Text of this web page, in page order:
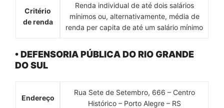
Critério
de renda
Renda individual de até dois salários
mínimos ou, alternativamente, média de
renda per capita de até um salário mínimo
• DEFENSORIA PÚBLICA DO RIO GRANDE
DO SUL
Endereço
Rua Sete de Setembro, 666 – Centro
Histórico – Porto Alegre – RS